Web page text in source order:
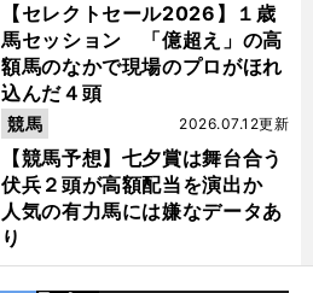
【セレクトセール2026】１歳
馬セッション 「億超え」の高
額馬のなかで現場のプロがほれ
込んだ４頭
【競馬予想】七夕賞は舞台合う
伏兵２頭が高額配当を演出か
人気の有力馬には嫌なデータあ
り
2026.07.12更新
競馬